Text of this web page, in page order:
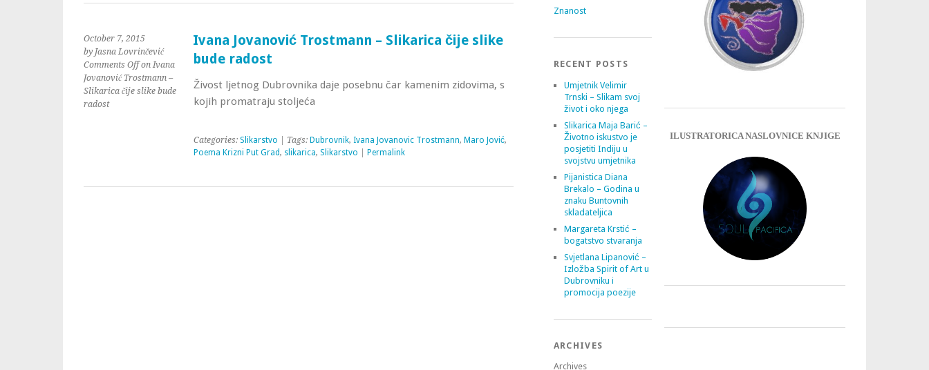
October 7, 2015
by Jasna Lovrinčević
Comments Offon Ivana
Jovanović Trostmann –
Slikarica čije slike bude
radost
Ivana Jovanović Trostmann – Slikarica čije slike
bude radost
Živost ljetnog Dubrovnika daje posebnu čar kamenim zidovima, s
kojih promatraju stoljeća
Categories: Slikarstvo | Tags: Dubrovnik, Ivana Jovanovic Trostmann, Maro Jović,
Poema Krizni Put Grad, slikarica, Slikarstvo Permalink
Znanost
RECENT POSTS
Umjetnik Velimir
Trnski – Slikam svoj
život i oko njega
Slikarica Maja Barić –
Životno iskustvo je
posjetiti Indiju u
svojstvu umjetnika
Pijanistica Diana
Brekalo – Godina u
znaku Buntovnih
skladateljica
Margareta Krstić –
bogatstvo stvaranja
Svjetlana Lipanović –
Izložba Spirit of Art u
Dubrovniku i
promocija poezije
ARCHIVES
Archives
ILUSTRATORICA NASLOVNICE KNJIGE